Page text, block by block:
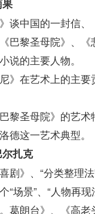
中国的一封信、
巴黎圣母院》、
说的主要人物。
在艺术上的主要
圣母院》的艺术
这一艺术典型。
扎克
》、“分类整理法
“场景”、“人物再
葛朗台》、《高老